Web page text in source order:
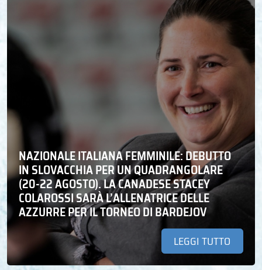
NAZIONALE ITALIANA FEMMINILE: DEBUTTO
IN SLOVACCHIA PER UN QUADRANGOLARE
(20-22 AGOSTO). LA CANADESE STACEY
COLAROSSI SARÀ L’ALLENATRICE DELLE
AZZURRE PER IL TORNEO DI BARDEJOV
LEGGI TUTTO